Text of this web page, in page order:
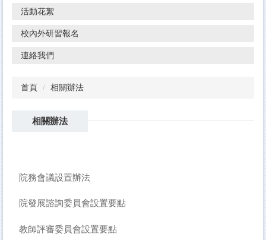
活動花絮
校內外研習報名
連絡我們
首頁 相關辦法
相關辦法
院務會議設置辦法
院發展諮詢委員會設置要點
教師評審委員會設置要點